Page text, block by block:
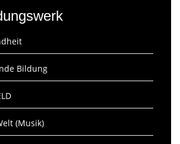
Bildung
(Musik)